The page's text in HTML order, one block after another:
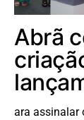
Abrã
ara assinalar